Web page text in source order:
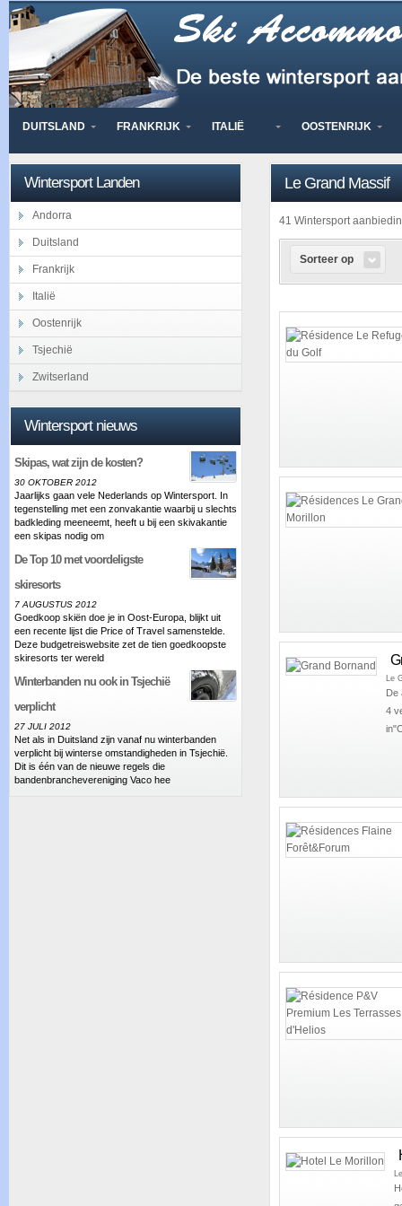
DUITSLAND FRANKRIJK ITALIË OOSTENRIJK
Wintersport Landen
Andorra
Duitsland
Frankrijk
Italië
Oostenrijk
Tsjechië
Zwitserland
Wintersport nieuws
Skipas, wat zijn de kosten?
30 OKTOBER 2012
Jaarlijks gaan vele Nederlands op Wintersport. In
tegenstelling met een zonvakantie waarbij u slechts
badkleding meeneemt, heeft u bij een skivakantie
een skipas nodig om
De Top 10 met voordeligste
skiresorts
7 AUGUSTUS 2012
Goedkoop skiën doe je in Oost-Europa, blijkt uit
een recente lijst die Price of Travel samenstelde.
Deze budgetreiswebsite zet de tien goedkoopste
skiresorts ter wereld
Winterbanden nu ook in Tsjechië
verplicht
27 JULI 2012
Net als in Duitsland zijn vanaf nu winterbanden
verplicht bij winterse omstandigheden in Tsjechië.
Dit is één van de nieuwe regels die
bandenbranchevereniging Vaco hee
Le Grand Massif
41 Wintersport
Sorteer op
Le
De
4